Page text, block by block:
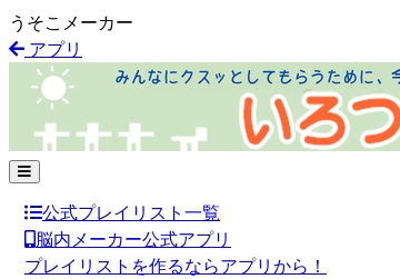
うそこメーカー
アプリ
公式プレイリスト一覧
脳内メーカー公式アプリ
プレイリストを作るならアプリから！